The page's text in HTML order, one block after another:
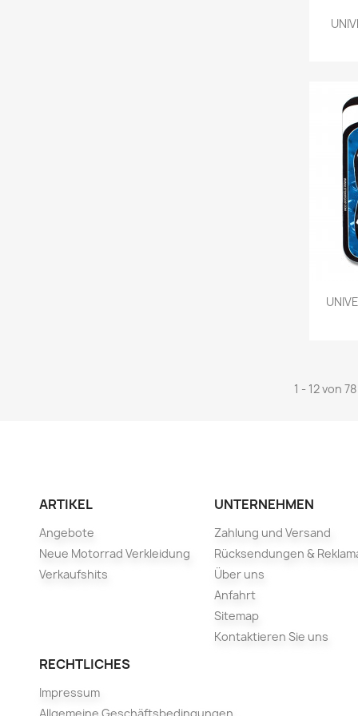
1 - 12 von
ARTIKEL
Angebote
Neue Motorrad Verkleidung
Verkaufshits
UNTERNEHMEN
Zahlung und Versand
Rücksendungen &
Über uns
Anfahrt
Sitemap
Kontaktieren Sie uns
RECHTLICHES
Impressum
Allgemeine Geschäftsbedingungen